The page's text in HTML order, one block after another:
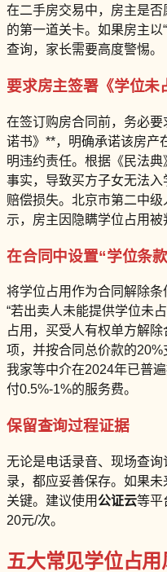
在二手房交易中，房主是
的第一道关卡。如果房主以
查询，家长需要高度警惕。
要求房主签署《学位未
在签订购房合同前，务必
诺书》**，明确承诺该房产
明违约责任。根据《民法
事实，导致买方子女无法
赔偿损失。北京市第二中
示，房主因隐瞒学位占用被
在合同中设置“学位条
将学位占用作为合同解除条
“若出卖人未能提供学位未
占用，买受人有权单方解
项，并按合同总价款的20%
我家等中介在2024年已普
付0.5%-1%的服务费。
保留查询过程证据
无论是电话录音、现场查
录，都应妥善保存。如果
关键。建议使用公证云等平
20元/次。
五大常见学位占